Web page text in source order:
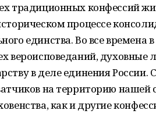
традиционных конфессий
процессе
единства. Во все
вероисповеданий,
в деле единения России.
на территорию
как и другие